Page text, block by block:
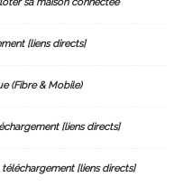
sa maison connectée
[liens directs]
(Fibre & Mobile)
[liens directs]
téléchargement [liens directs]